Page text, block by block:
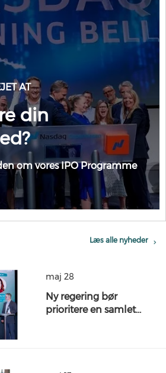
AT
din
om vores IPO Programme
Læs alle nyheder
maj 28
Ny regering bør
prioritere en samlet…